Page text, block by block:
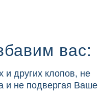
вас:
других клопов, не
и не подвергая Ваше